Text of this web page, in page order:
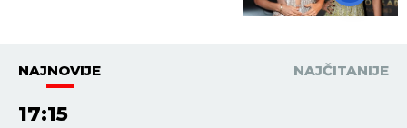
NAJNOVIJE NAJČITANIJE
17:15